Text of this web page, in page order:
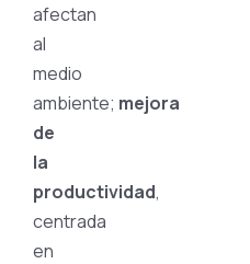
afectan
al
medio
ambiente; mejora
de
la
productividad,
centrada
en